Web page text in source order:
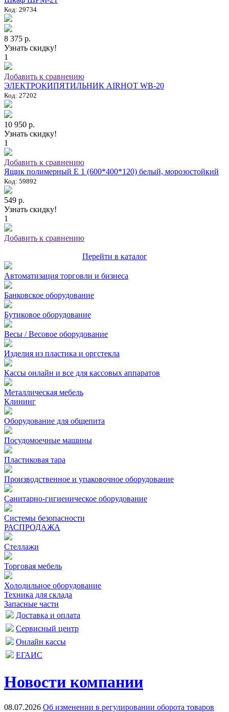
Код: 29734
8 375 р.
Узнать скидку!
1
Добавить к сравнению
ЭЛЕКТРОКИПЯТИЛЬНИК AIRHOT WB-20
Код: 27202
10 950 р.
Узнать скидку!
1
Добавить к сравнению
Ящик полимерный E 1 (600*400*120) белый, морозостойкий
Код: 59892
549 р.
Узнать скидку!
1
Добавить к сравнению
Перейти в каталог
Автоматизация торговли и бизнеса
Банковское оборудование
Бутиковое оборудование
Весы / Весовое оборудование
Изделия из пластика и оргстекла
Кассы онлайн и все для кассовых аппаратов
Металлическая мебель
Клининг
Оборудование для общепита
Посудомоечные машины
Пластиковая тара
Производственное и упаковочное оборудование
Санитарно-гигиеническое оборудование
Системы безопасности
РАСПРОДАЖА
Стеллажи
Торговая мебель
Холодильное оборудование
Техника для склада
Запасные части
Доставка и оплата
Сервисный центр
Онлайн кассы
ЕГАИС
Новости компании
08.07.2026 Об изменении в регулировании оборота товаров